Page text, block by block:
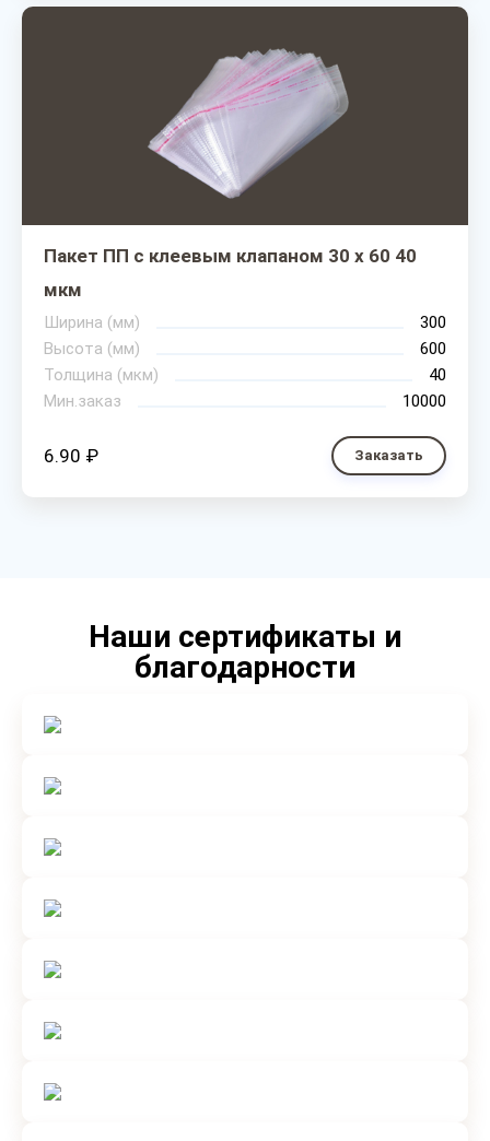
Пакет ПП с клеевым клапаном 30 х 60 40
мкм
Ширина (мм)
300
Высота (мм)
600
Толщина (мкм)
40
Мин.заказ
10000
6.90 ₽ Заказать
Наши сертификаты и
благодарности